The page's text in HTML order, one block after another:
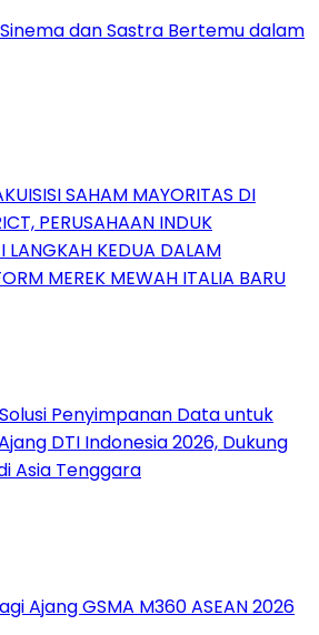
Sinema dan Sastra Bertemu dalam
SAHAM MAYORITAS DI
PERUSAHAAN INDUK
LANGKAH KEDUA DALAM
MEREK MEWAH ITALIA BARU
Penyimpanan Data untuk
DTI Indonesia 2026, Dukung
Asia Tenggara
Ajang GSMA M360 ASEAN 2026